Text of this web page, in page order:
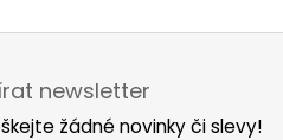
newsletter
žádné novinky či slevy!